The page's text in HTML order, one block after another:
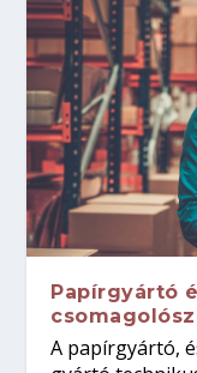
Papírgyártó
A papírgyártó,